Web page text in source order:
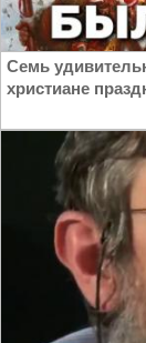
Семь
христиане